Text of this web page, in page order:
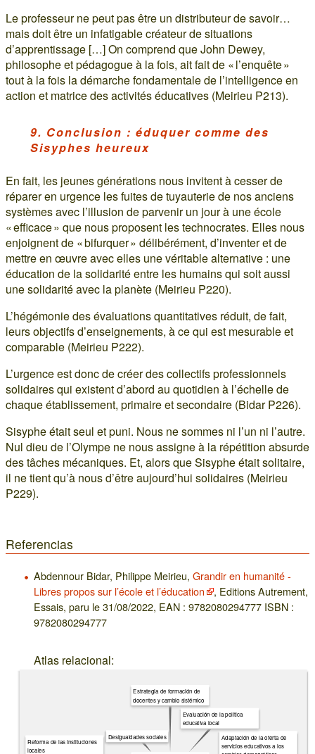
Le professeur ne peut pas être un distributeur de savoir…
mais doit être un infatigable créateur de situations
d’apprentissage […] On comprend que John Dewey,
philosophe et pédagogue à la fois, ait fait de « l’enquête »
tout à la fois la démarche fondamentale de l’intelligence en
action et matrice des activités éducatives (Meirieu P213).
9. Conclusion : éduquer comme des
Sisyphes heureux
En fait, les jeunes générations nous invitent à cesser de
réparer en urgence les fuites de tuyauterie de nos anciens
systèmes avec l’illusion de parvenir un jour à une école
« efficace » que nous proposent les technocrates. Elles nous
enjoignent de « bifurquer » délibérément, d’inventer et de
mettre en œuvre avec elles une véritable alternative : une
éducation de la solidarité entre les humains qui soit aussi
une solidarité avec la planète (Meirieu P220).
L’hégémonie des évaluations quantitatives réduit, de fait,
leurs objectifs d’enseignements, à ce qui est mesurable et
comparable (Meirieu P222).
L’urgence est donc de créer des collectifs professionnels
solidaires qui existent d’abord au quotidien à l’échelle de
chaque établissement, primaire et secondaire (Bidar P226).
Sisyphe était seul et puni. Nous ne sommes ni l’un ni l’autre.
Nul dieu de l’Olympe ne nous assigne à la répétition absurde
des tâches mécaniques. Et, alors que Sisyphe était solitaire,
il ne tient qu’à nous d’être aujourd’hui solidaires (Meirieu
P229).
Referencias
Abdennour Bidar, Philippe Meirieu, Grandir en humanité -
Libres propos sur l’école et l’éducation
, Editions Autrement,
Essais, paru le 31/08/2022, EAN : 9782080294777 ISBN :
9782080294777
Atlas relacional:
Adaptación de la oferta de
servicios educativos a los
Evaluación de la política
educativa local
Estrategia de formación de
docentes y cambio sistémico
Desigualdades sociales
Reforma de las instituciones
locales